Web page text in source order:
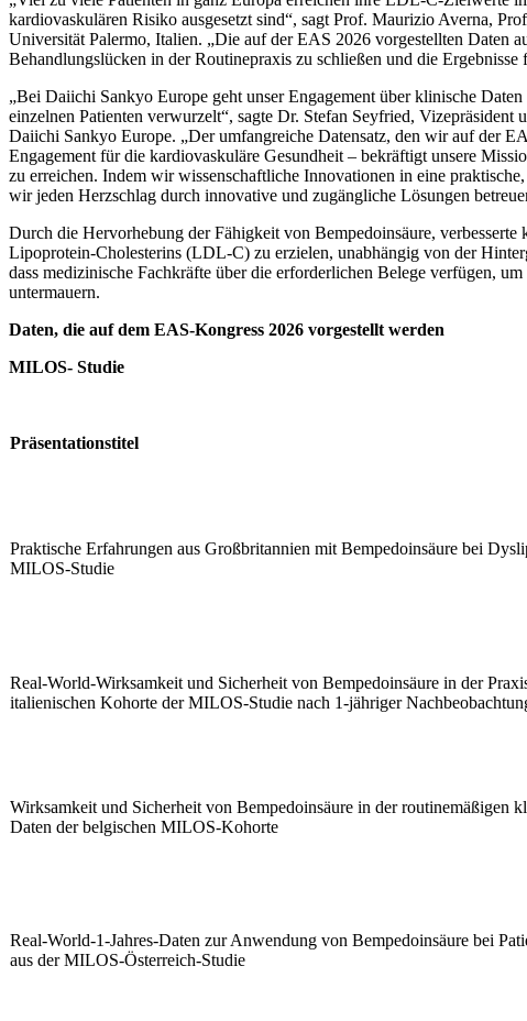
kardiovaskulären Risiko ausgesetzt sind“, sagt Prof. Maurizio Averna,
Universität Palermo, Italien. „Die auf der EAS 2026 vorgestellten Daten
Behandlungslücken in der Routinepraxis zu schließen und die
„Bei Daiichi Sankyo Europe geht unser Engagement über klinische
einzelnen Patienten verwurzelt“, sagte Dr. Stefan Seyfried,
Daiichi Sankyo Europe. „Der umfangreiche Datensatz, den wir auf der
Engagement für die kardiovaskuläre Gesundheit – bekräftigt unsere
zu erreichen. Indem wir wissenschaftliche Innovationen in eine
wir jeden Herzschlag durch innovative und zugängliche Lösungen
Durch die Hervorhebung der Fähigkeit von Bempedoinsäure,
Lipoprotein-Cholesterins (LDL-C) zu erzielen, unabhängig von der
dass medizinische Fachkräfte über die erforderlichen Belege verfügen,
untermauern.
Daten, die auf dem EAS-Kongress 2026 vorgestellt werden
MILOS- Studie
Präsentationstitel
Praktische Erfahrungen aus Großbritannien mit Bempedoinsäure bei
MILOS-Studie
Real-World-Wirksamkeit und Sicherheit von Bempedoinsäure in der
italienischen Kohorte der MILOS-Studie nach 1-jähriger
Wirksamkeit und Sicherheit von Bempedoinsäure in der routinemäßigen
Daten der belgischen MILOS-Kohorte
Real-World-1-Jahres-Daten zur Anwendung von Bempedoinsäure bei
aus der MILOS-Österreich-Studie